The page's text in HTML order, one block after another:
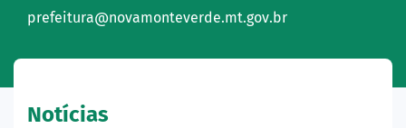
prefeitura@novamonteverde.mt.gov.br
Notícias